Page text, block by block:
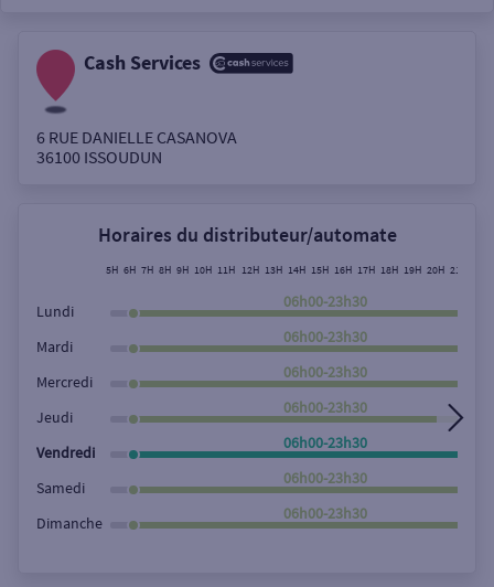
Autour de moi
Rue
Rechercher
Cash Services
6 RUE DANIELLE CASANOVA
36100 ISSOUDUN
Horaires du distributeur/automate
5H 6H 7H 8H 9H 10H 11H 12H 13H 14H 15H 16H 17H 18H 19H 20H 21H
Lundi
06h00-23h30
Mardi
06h00-23h30
Mercredi
06h00-23h30
Jeudi
06h00-23h30
Vendredi
06h00-23h30
Samedi
06h00-23h30
Dimanche
06h00-23h30